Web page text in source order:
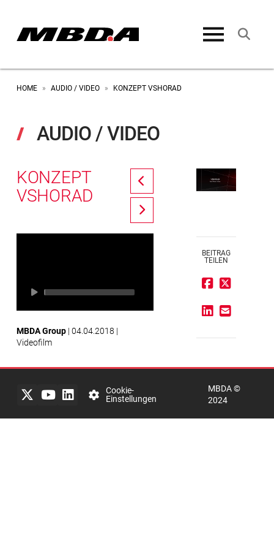
HOME » AUDIO / VIDEO » KONZEPT VSHORAD
AUDIO / VIDEO
KONZEPT
VSHORAD
Prev
Next
MBDA Group| 04.04.2018 |
Videofilm
BEITRAG
TEILEN
Datenschutzerklärung
mbda-
Cookie-
Einstellungen
MBDA ©
2024